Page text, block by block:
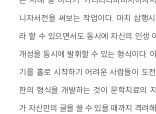
니자서전을 써보는 작업이다. 마치 삼행
라 할 수 있으면서도 동시에 자신의 인생
개성을 동시에 발휘할 수 있는 형식이다.
기를 홀로 시작하기 어려운 사람들이 도
한의 형식을 개발하는 것이 문학치료의
가 자신만의 글을 쓸 수 있을 때까지 격려